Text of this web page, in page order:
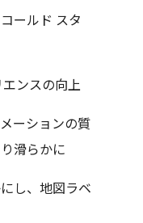
ールド スタ
ンスの向上
ーションの質
滑らかに
し、地図ラベ